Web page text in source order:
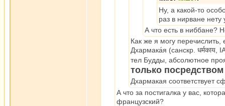
Ну, а какой-то
раз в нирване
А что есть в ниббане?
Как же я могу перечислить,
Дхармака́я (санскр.
тел Будды, абсолютное
только
Дхармакая соответствует
А что за постигалка у вас,
французский?